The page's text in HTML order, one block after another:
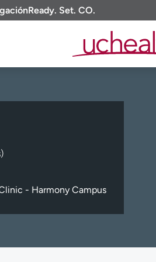
Ready. Set. CO.
- Harmony Campus